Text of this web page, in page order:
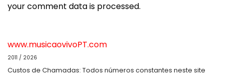
your comment data is processed.
www.musicaovivoPT.com
2011 / 2026
Custos de Chamadas: Todos números constantes neste site